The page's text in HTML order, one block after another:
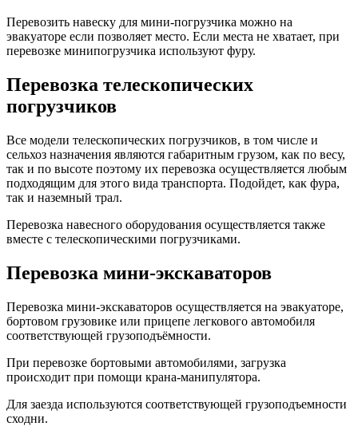
Перевозить навеску для мини-погрузчика можно на
эвакуаторе если позволяет место. Если места не хватает, при
перевозке минипогрузчика используют фуру.
Перевозка телескопических
погрузчиков
Все модели телескопических погрузчиков, в том числе и
сельхоз назначения являются габаритным грузом, как по весу,
так и по высоте поэтому их перевозка осуществляется любым
подходящим для этого вида транспорта. Подойдет, как фура,
так и наземный трал.
Перевозка навесного оборудования осуществляется также
вместе с телескопическими погрузчиками.
Перевозка мини-экскаваторов
Перевозка мини-экскаваторов осуществляется на эвакуаторе,
бортовом грузовике или прицепе легкового автомобиля
соответствующей грузоподъёмности.
При перевозке бортовыми автомобилями, загрузка
происходит при помощи крана-манипулятора.
Для заезда используются соответствующей грузоподъемности
сходни.